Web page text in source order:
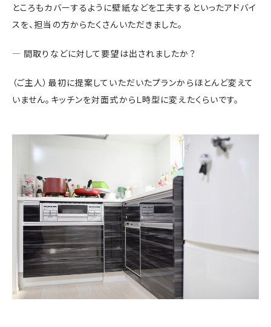
ところもカバーするように壁紙などを工夫するといったアドバイ
スを、担当の方からたくさんいただきました。
― 間取りなどに対して要望は出されましたか？
（ご主人）最初に提案していただいたプランからほとんど変えて
いません。キッチンを対面式からＬ時型に変えたくらいです。